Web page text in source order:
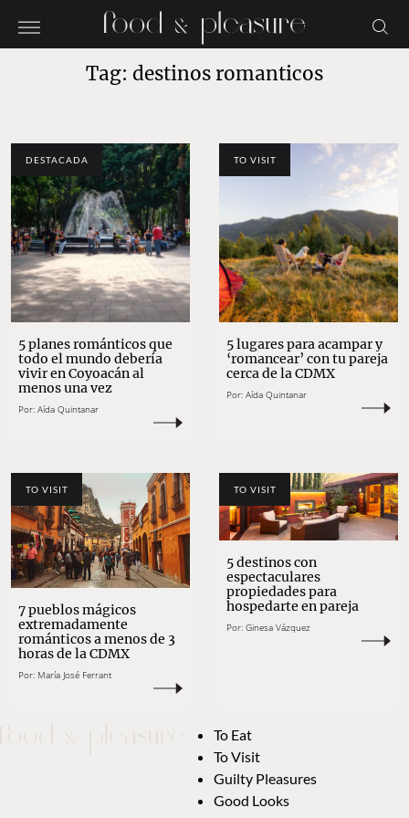
Tag: destinos romanticos
DESTACADA
5 planes románticos que
todo el mundo debería
vivir en Coyoacán al
menos una vez
Por: Aída Quintanar
TO VISIT
5 lugares para acampar y
‘romancear’ con tu pareja
cerca de la CDMX
Por: Aída Quintanar
TO VISIT
7 pueblos mágicos
extremadamente
románticos a menos de 3
horas de la CDMX
Por: María José Ferrant
TO VISIT
5 destinos con
espectaculares
propiedades para
hospedarte en pareja
Por: Ginesa Vázquez
To Eat
To Visit
Guilty Pleasures
Good Looks